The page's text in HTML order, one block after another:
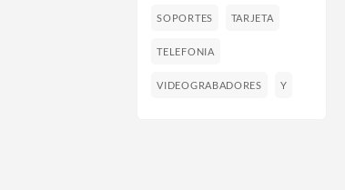
SOPORTES TARJETA
TELEFONIA
VIDEOGRABADORES Y